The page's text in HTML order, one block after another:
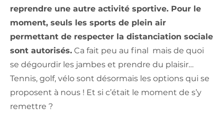
reprendre une autre activité sportive. Pour le
moment, seuls les sports de plein air
permettant de respecter la distanciation sociale
sont autorisés. Ca fait peu au final mais de quoi
se dégourdir les jambes et prendre du plaisir…
Tennis, golf, vélo sont désormais les options qui se
proposent à nous ! Et si c’était le moment de s’y
remettre ?